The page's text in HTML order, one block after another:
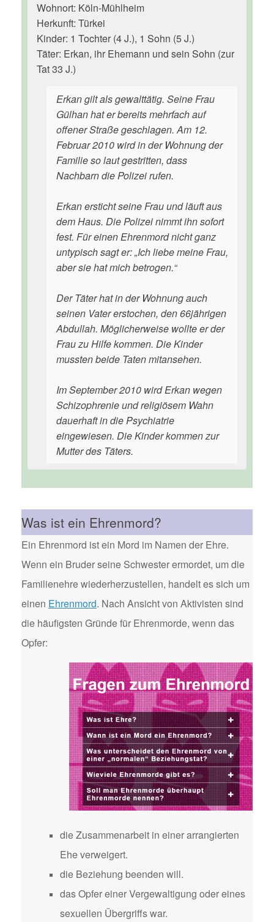
Wohnort: Köln-Mühlheim
Herkunft: Türkei
Kinder: 1 Tochter (4 J.), 1 Sohn (5 J.)
Täter: Erkan, ihr Ehemann und sein Sohn (zur
Tat 33 J.)
Erkan gilt als gewalttätig. Seine Frau
Gülhan hat er bereits mehrfach auf
offener Straße geschlagen. Am 12.
Februar 2010 wird in der Wohnung der
Familie so laut gestritten, dass
Nachbarn die Polizei rufen.
Erkan ersticht seine Frau und läuft aus
dem Haus. Die Polizei nimmt ihn sofort
fest. Für einen Ehrenmord nicht ganz
untypisch sagt er: „Ich liebe meine Frau,
aber sie hat mich betrogen.“
Der Täter hat in der Wohnung auch
seinen Vater erstochen, den 66jährigen
Abdullah. Möglicherweise wollte er der
Frau zu Hilfe kommen. Die Kinder
mussten beide Taten mitansehen.
Im September 2010 wird Erkan wegen
Schizophrenie und religiösem Wahn
dauerhaft in die Psychiatrie
eingewiesen. Die Kinder kommen zur
Mutter des Täters.
Was ist ein Ehrenmord?
Ein Ehrenmord ist ein Mord im Namen der Ehre.
Wenn ein Bruder seine Schwester ermordet, um die
Familienehre wiederherzustellen, handelt es sich um
einen Ehrenmord. Nach Ansicht von Aktivisten sind
die häufigsten Gründe für Ehrenmorde, wenn das
Opfer:
die Zusammenarbeit in einer arrangierten
Ehe verweigert.
die Beziehung beenden will.
das Opfer einer Vergewaltigung oder eines
sexuellen Übergriffs war.